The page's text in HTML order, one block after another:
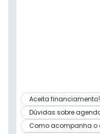
Aceita
Dúvidas sobre
Como acompanha o